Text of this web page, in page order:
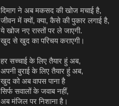
दिमाग ने अब मकसद की खोज मचाई है,
जीवन में क्यों, क्या, कैसे की पुकार लगाई है,
ये खोज नए रास्तों पर ले जाएगी.
खुद से खुद का परिचय कराएगी।
हर सच्चाई के लिए तैयार हुं अब,
अपनी बुराई के लिए तैयार हुं अब,
खुद को अब वापस पाना है
सिर्फ सवालों के जवाब नहीं,
अब मंजिल पर निशाना है।